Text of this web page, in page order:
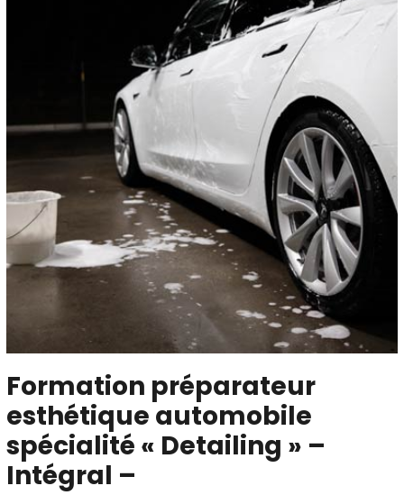
Formation préparateur
esthétique automobile
spécialité « Detailing » –
Intégral –